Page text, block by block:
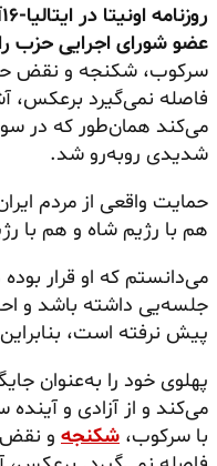
عضو شورای اجرایی حزب
سرکوب، شکنجه و نقض
فاصله نمی‌گیرد برعکس،
می‌کند همان‌طور که در
شدیدی روبه‌رو شد.
حمایت واقعی از مردم
هم با رژیم شاه و هم با
می‌دانستم که او قرار بوده
جلسه‌یی داشته باشد و
پیش نرفته است،
پهلوی خود را به‌عنوان
می‌کند و از آزادی و
با سرکوب، شکنجه و نقض